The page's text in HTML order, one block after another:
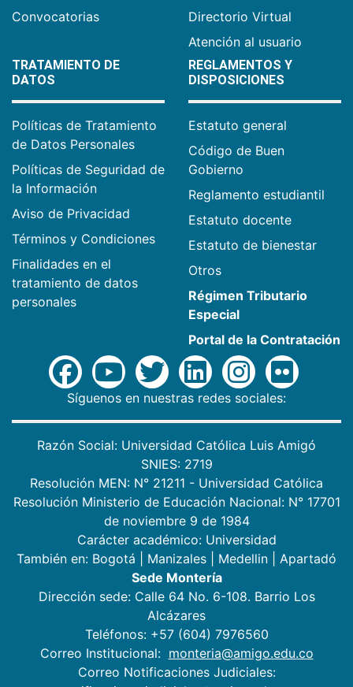
Convocatorias
Directorio Virtual
Atención al usuario
TRATAMIENTO DE
DATOS
Políticas de Tratamiento
de Datos Personales
Políticas de Seguridad de
la Información
Aviso de Privacidad
Términos y Condiciones
Finalidades en el
tratamiento de datos
personales
REGLAMENTOS Y
DISPOSICIONES
Estatuto general
Código de Buen
Gobierno
Reglamento estudiantil
Estatuto docente
Estatuto de bienestar
Otros
Régimen Tributario
Especial
Portal de la Contratación
Síguenos en nuestras redes sociales:
Razón Social: Universidad Católica Luis Amigó
SNIES: 2719
Resolución MEN: N° 21211 - Universidad Católica
Resolución Ministerio de Educación Nacional: N° 17701
de noviembre 9 de 1984
Carácter académico: Universidad
También en: Bogotá Manizales Medellin
Apartadó
Sede Montería
Dirección sede: Calle 64 No. 6-108. Barrio Los
Alcázares
Teléfonos: +57 (604) 7976560
Correo Institucional: monteria@amigo.edu.co
Correo Notificaciones Judiciales: